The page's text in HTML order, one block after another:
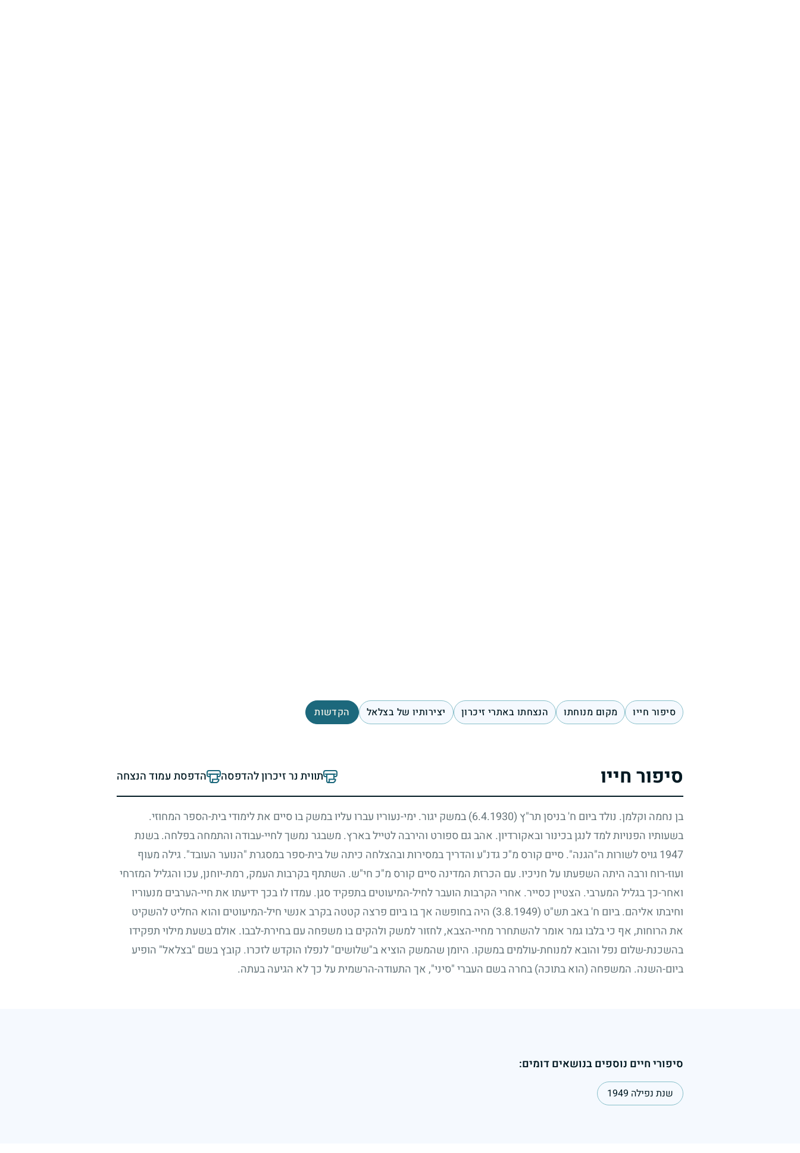
סיפור חייו מקום מנוחתו הנצחתו באתרי זיכרון יצירותיו של בצלאל הקדשות
סיפור חייו תווית נר זיכרון להדפסה הדפסת עמוד הנצחה
בן נחמה וקלמן. נולד ביום ח' בניסן תר"ץ (6.4.1930)
במשק יגור. ימי-נעוריו עברו עליו במשק בו סיים את לימודי בית-הספר המחוזי.
בשעותיו הפנויות למד לנגן בכינור ובאקורדיון. אהב גם ספורט והירבה לטייל בארץ. משבגר נמשך לחיי-עבודה והתמחה בפלחה. בשנת
1947 גויס לשורות ה"הגנה". סיים קורס מ"כ גדנ"ע והדריך במסירות ובהצלחה כיתה של בית-ספר במסגרת "הנוער העובד". גילה מעוף
ועוז-רוח ורבה היתה השפעתו על חניכיו. עם הכרזת המדינה סיים קורס מ"כ חי"ש. השתתף בקרבות העמק, רמת-יוחנן, עכו והגליל המזרחי
ואחר-כך בגליל המערבי. הצטיין כסייר. אחרי הקרבות הועבר לחיל-המיעוטים בתפקיד סגן. עמדו לו בכך ידיעתו את חיי-הערבים מנעוריו
וחיבתו אליהם. ביום ח' באב תש"ט (3.8.1949)
היה בחופשה אך בו ביום פרצה קטטה בקרב אנשי חיל-המיעוטים והוא החליט להשקיט
את הרוחות, אף כי בלבו גמר אומר להשתחרר מחיי-הצבא, לחזור למשק ולהקים בו משפחה עם בחירת-לבבו. אולם בשעת מילוי תפקידו
בהשכנת-שלום נפל והובא למנוחת-עולמים במשקו. היומן שהמשק הוציא ב"שלושים" לנפלו הוקדש לזכרו. קובץ בשם "בצלאל" הופיע
ביום-השנה. המשפחה (הוא בתוכה) בחרה בשם העברי "סיני", אך התעודה-הרשמית על כך לא הגיעה בעתה.
סיפורי חיים נוספים בנושאים דומים:
שנת נפילה 1949